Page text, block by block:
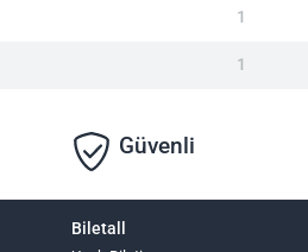
1
1
Güvenli
Biletall